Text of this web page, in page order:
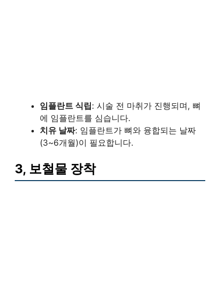
임플란트 식립: 시술 전 마취가 진행되며, 뼈
에 임플란트를 심습니다.
치유 날짜: 임플란트가 뼈와 융합되는 날짜
(3~6개월)이 필요합니다.
3, 보철물 장착